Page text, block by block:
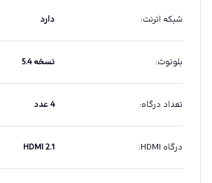
شبکه اترنت: دارد
بلوتوث: نسخه 5.4
تعداد درگاه: 4 عدد
درگاه HDMI :
HDMI 2.1